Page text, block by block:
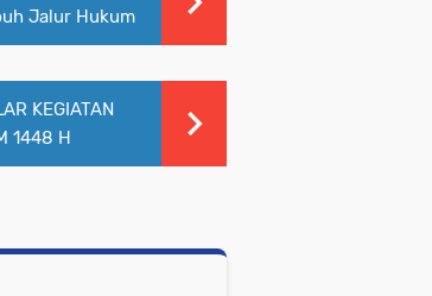
Jalur Hukum
KEGIATAN
1448 H